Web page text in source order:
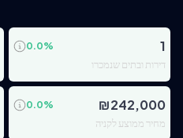
1
0.0%
דירות ובתים שנמכרו
₪242,000
0.0%
מחיר ממוצע לקניה